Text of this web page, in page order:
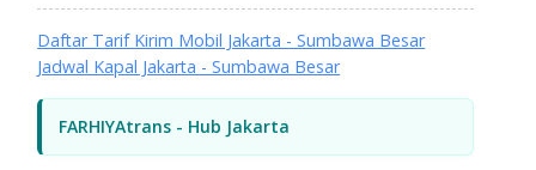
Daftar Tarif Kirim Mobil Jakarta - Sumbawa Besar
Jadwal Kapal Jakarta - Sumbawa Besar
FARHIYAtrans - Hub Jakarta